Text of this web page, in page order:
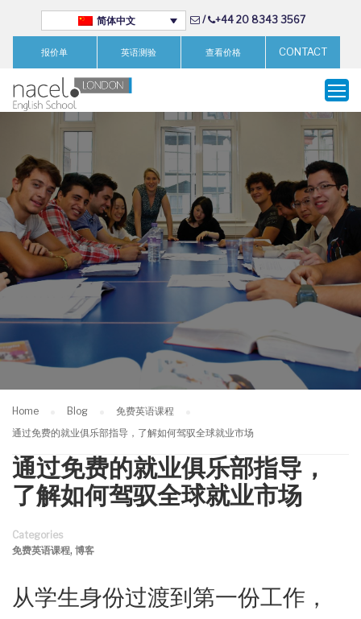
简体中文 / +44 20 8343 3567
报价单 英语测验 查看价格 CONTACT
Home Blog
免费英语课程
通过免费的就业俱乐部指导，了解如何驾驭全球就业市场
通过免费的就业俱乐部指导，
了解如何驾驭全球就业市场
Categories
免费英语课程, 博客
从学生身份过渡到第一份工作，